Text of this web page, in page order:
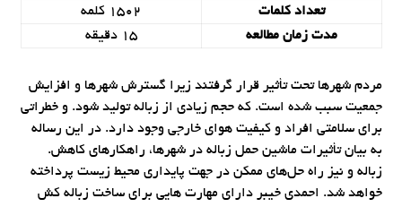
تعداد کلمات
1502 کلمه
مدت زمان مطالعه
15 دقیقه
مردم شهرها تحت تأثیر قرار گرفتند زیرا گسترش شهرها و افزایش
جمعیت سبب شده است. که حجم زیادی از زباله تولید شود. و خطراتی
برای سلامتی افراد و کیفیت هوای خارجی وجود دارد. در این رساله
به بیان تأثیرات ماشین حمل زباله در شهرها، راهکارهای کاهش.
زباله و نیز راه حل‌های ممکن در جهت پایداری محیط زیست پرداخته
خواهد شد. احمدی خیبر دارای مهارت هایی برای ساخت زباله کش